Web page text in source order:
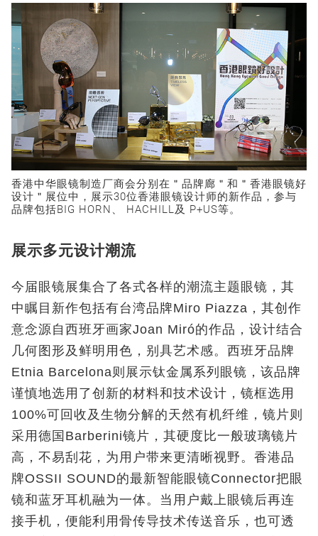
香港中华眼镜制造厂商会分别在＂品牌廊＂和＂香港眼镜好
设计＂展位中，展示30位香港眼镜设计师的新作品，参与
品牌包括BIG HORN、 HACHILL及 P+US等。
展示多元设计潮流
今届眼镜展集合了各式各样的潮流主题眼镜，其
中瞩目新作包括有台湾品牌Miro Piazza，其创作
意念源自西班牙画家Joan Miró的作品，设计结合
几何图形及鲜明用色，别具艺术感。西班牙品牌
Etnia Barcelona则展示钛金属系列眼镜，该品牌
谨慎地选用了创新的材料和技术设计，镜框选用
100%可回收及生物分解的天然有机纤维，镜片则
采用德国Barberini镜片，其硬度比一般玻璃镜片
高，不易刮花，为用户带来更清晰视野。香港品
牌OSSII SOUND的最新智能眼镜Connector把眼
镜和蓝牙耳机融为一体。当用户戴上眼镜后再连
接手机，便能利用骨传导技术传送音乐，也可透